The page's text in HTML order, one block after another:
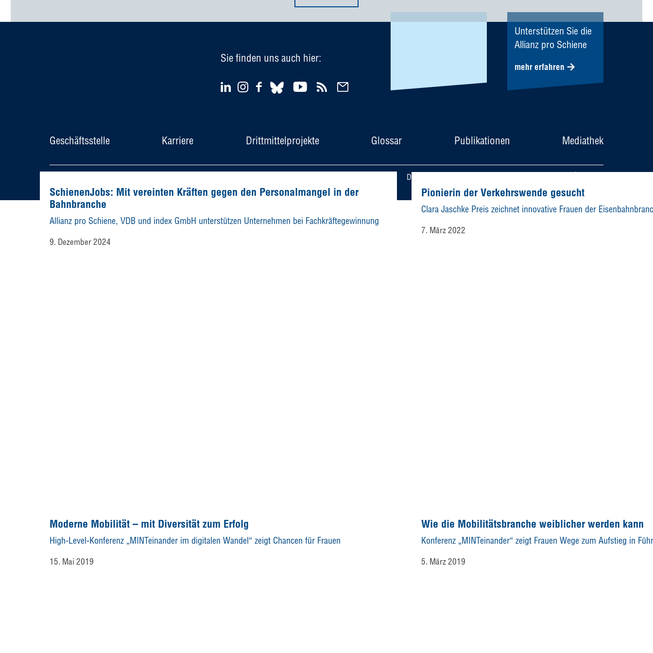
SchienenJobs: Mit vereinten Kräften gegen den Personalmangel in der
Bahnbranche
Allianz pro Schiene, VDB und index GmbH unterstützen Unternehmen bei Fachkräftegewinnung
9. Dezember 2024
Pionierin der Verkehrswende gesucht
Clara Jaschke Preis zeichnet innovative Frauen der
7. März 2022
Moderne Mobilität – mit Diversität zum Erfolg
High-Level-Konferenz „MINTeinander im digitalen Wandel“ zeigt Chancen für Frauen
15. Mai 2019
Wie die Mobilitätsbranche weiblicher werden kann
Konferenz „MINTeinander“ zeigt Frauen Wege zum Aufstieg in
5. März 2019
Sie finden uns auch hier:
Geschäftsstelle Karriere Drittmittelprojekte Glossar Publikationen Mediathek
Datenschutz
Unterstützen Sie die
Allianz pro Schiene
mehr erfahren